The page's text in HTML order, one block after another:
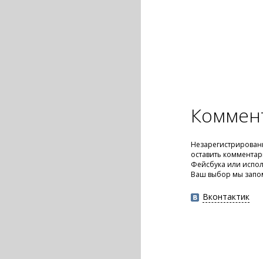
оставить
Фейсбука или
Ваш выбор мы
Вконтактик